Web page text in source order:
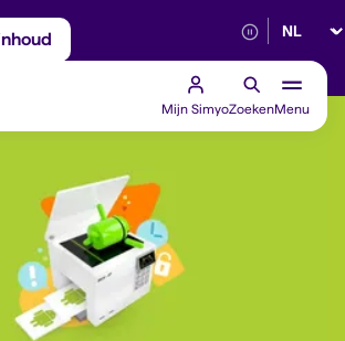
Betrouwbaar
Mijn SimyoZoekenMenu